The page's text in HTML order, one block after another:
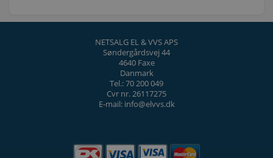
NETSALG EL & VVS APS
Søndergårdsvej 44
4640 Faxe
Danmark
Tel.: 70 200 049
Cvr nr. 26117275
E-mail: info@elvvs.dk